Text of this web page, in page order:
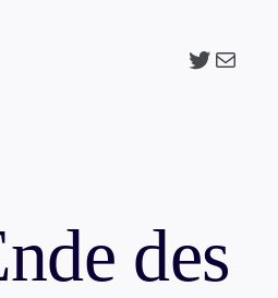
Twitter
The
des